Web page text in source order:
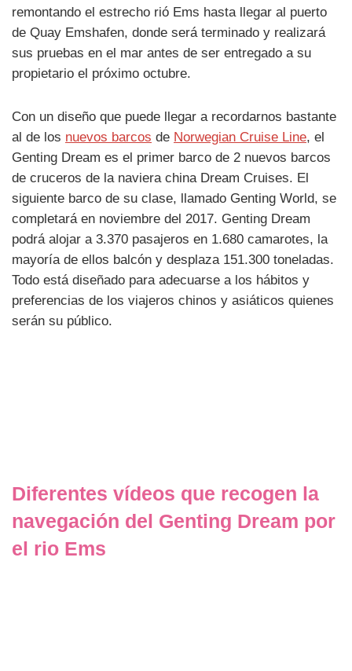
remontando el estrecho rió Ems hasta llegar al puerto
de Quay Emshafen, donde será terminado y realizará
sus pruebas en el mar antes de ser entregado a su
propietario el próximo octubre.
Con un diseño que puede llegar a recordarnos bastante
al de los nuevos barcos de Norwegian Cruise Line, el
Genting Dream es el primer barco de 2 nuevos barcos
de cruceros de la naviera china Dream Cruises. El
siguiente barco de su clase, llamado Genting World, se
completará en noviembre del 2017. Genting Dream
podrá alojar a 3.370 pasajeros en 1.680 camarotes, la
mayoría de ellos balcón y desplaza 151.300 toneladas.
Todo está diseñado para adecuarse a los hábitos y
preferencias de los viajeros chinos y asiáticos quienes
serán su público.
Diferentes vídeos que recogen la
navegación del Genting Dream por
el rio Ems